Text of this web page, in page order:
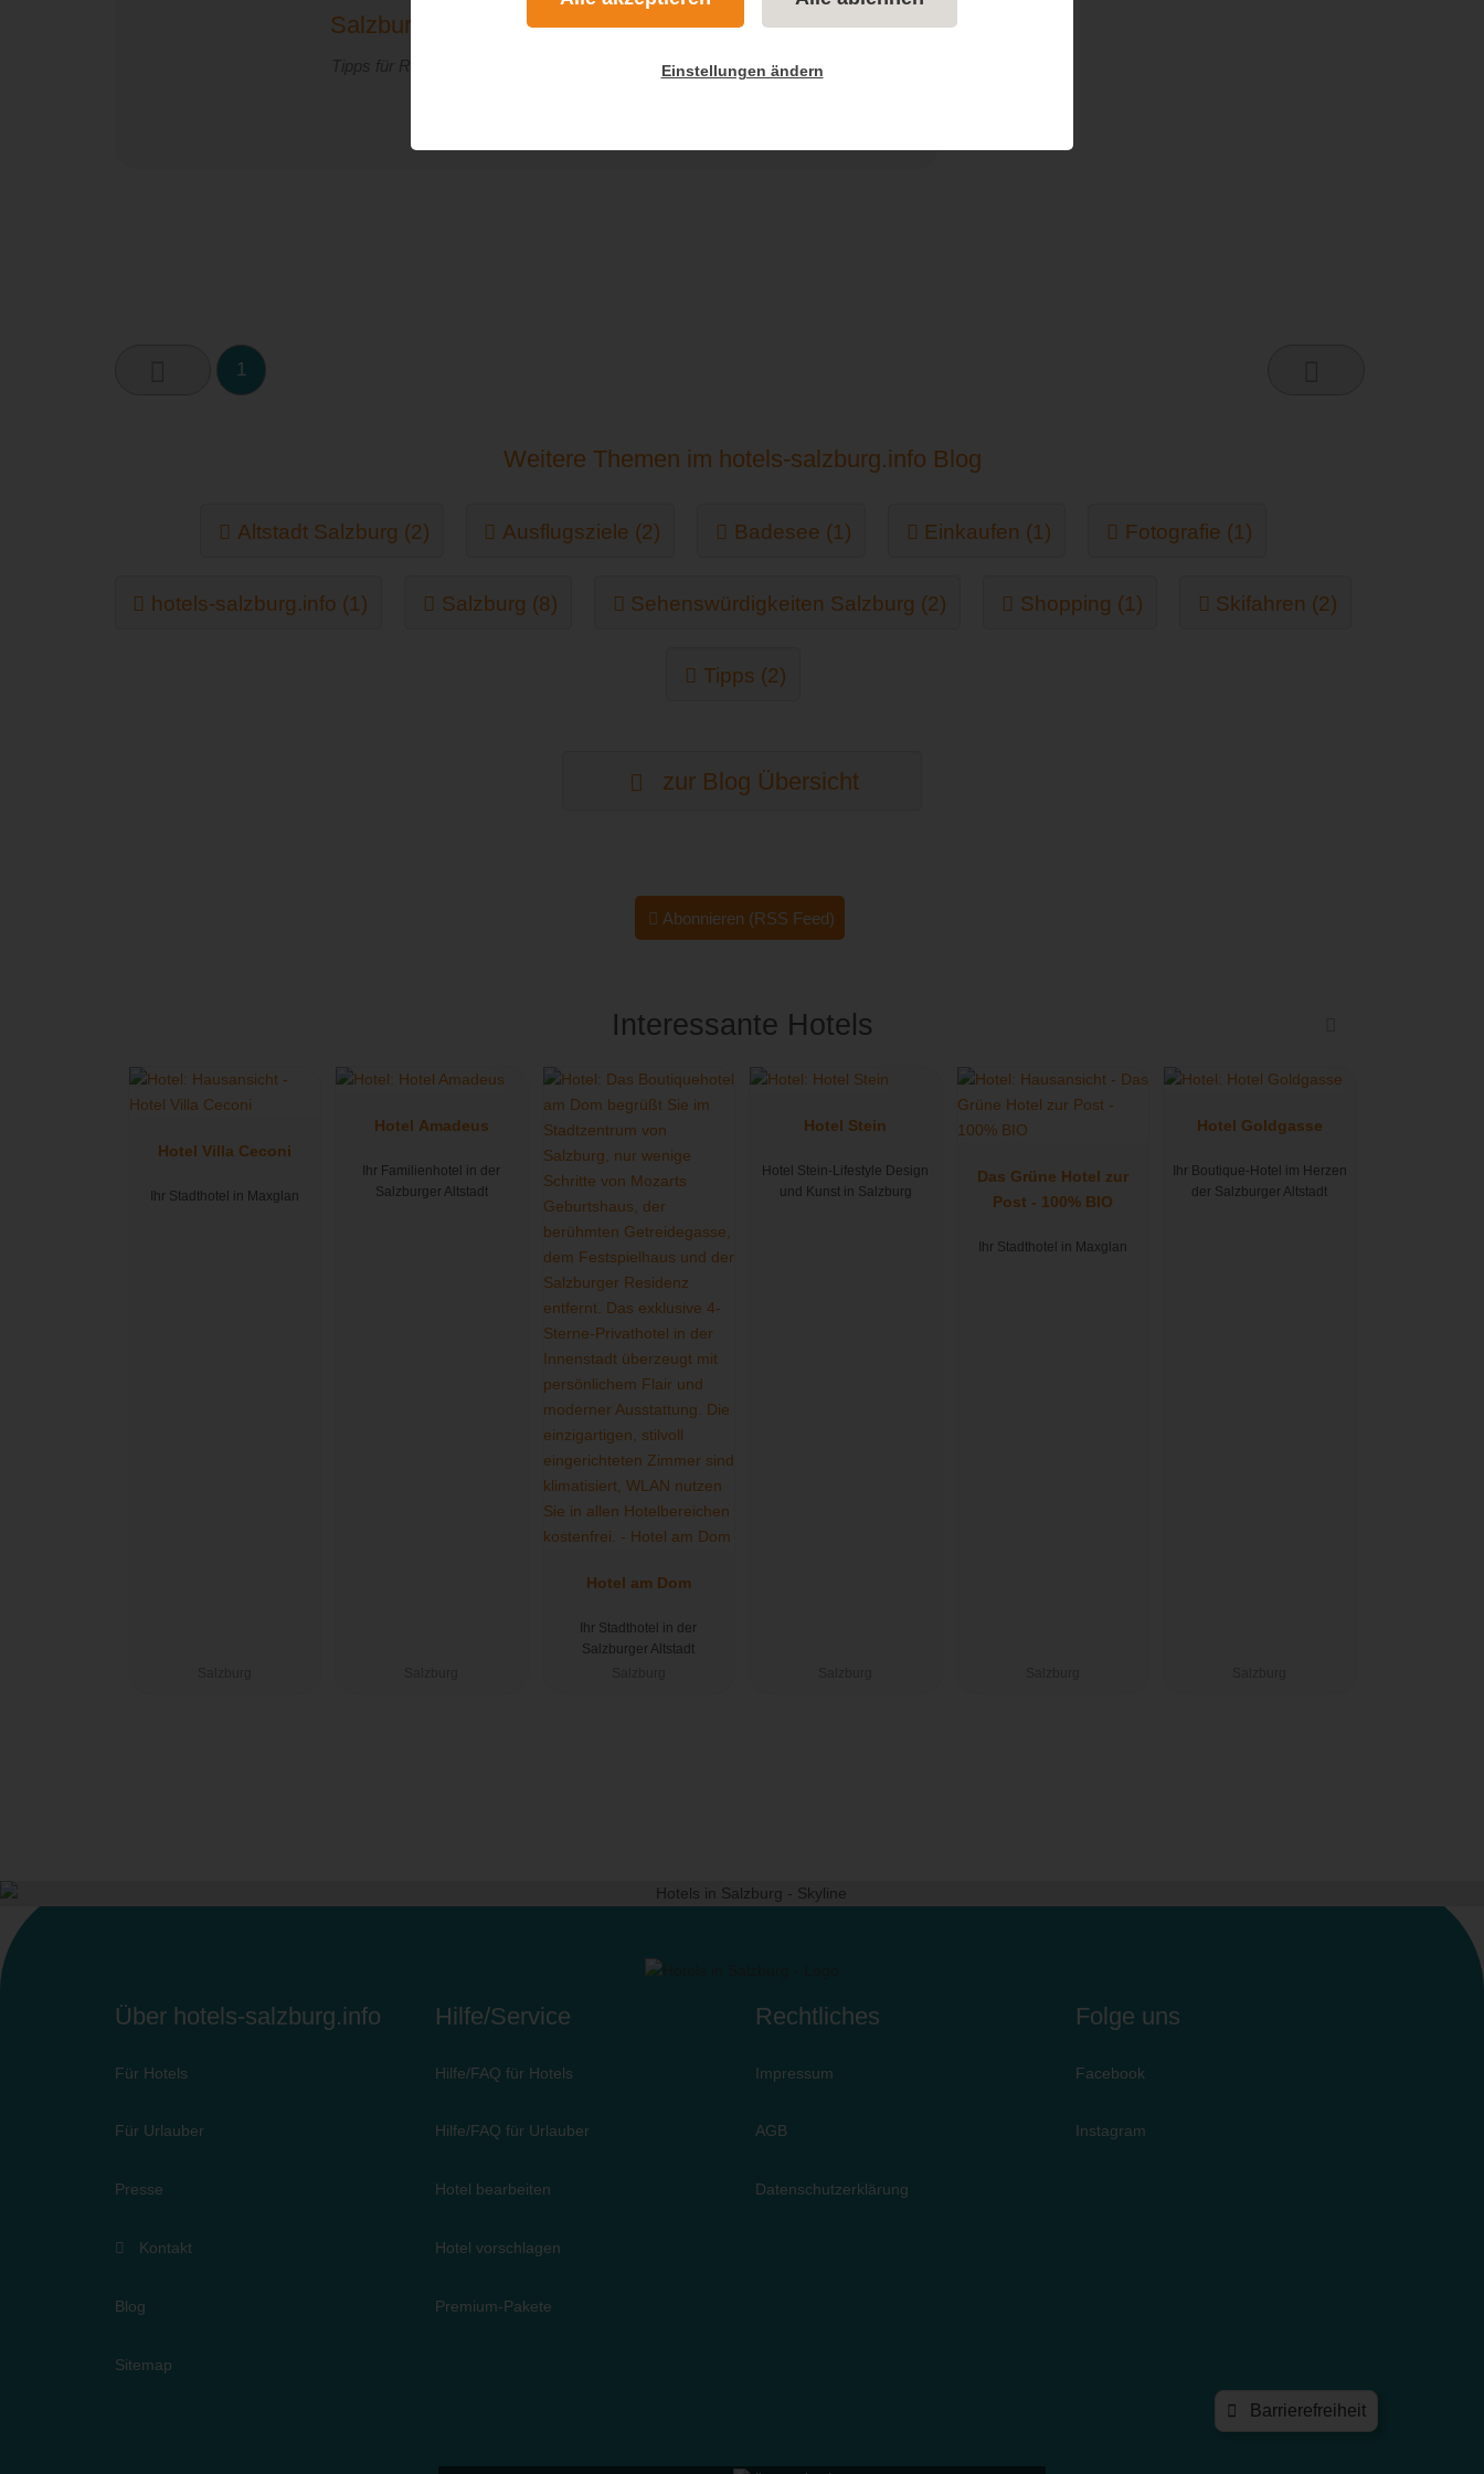
Barrierefreiheit
Salzburg mit dem Fahrrad entdecken
Tipps für Radtouren in und rund um die Stadt Salzburg
1
Weitere Themen im hotels-salzburg.info Blog
Altstadt Salzburg (2) Ausflugsziele (2) Badesee (1) Einkaufen (1) Fotografie (1)
hotels-salzburg.info (1) Salzburg (8) Sehenswürdigkeiten Salzburg (2) Shopping (1) Skifahren (2)
Tipps (2)
zur Blog Übersicht
Abonnieren (RSS Feed)
Interessante Hotels
Hotel Villa Ceconi
Ihr Stadthotel in Maxglan
Hotel Amadeus
Ihr Familienhotel in der
Salzburger Altstadt
Hotel am Dom
Ihr Stadthotel in der
Salzburger Altstadt
Hotel Stein
Hotel Stein-Lifestyle Design
und Kunst in Salzburg
Das Grüne Hotel zur
Post - 100% BIO
Ihr Stadthotel in Maxglan
Hotel Goldgasse
Ihr Boutique-Hotel im Herzen
der Salzburger Altstadt
Über hotels-salzburg.info
Für Hotels
Für Urlauber
Presse
Kontakt
Blog
Sitemap
Hilfe/Service
Hilfe/FAQ für Hotels
Hilfe/FAQ für Urlauber
Hotel bearbeiten
Hotel vorschlagen
Premium-Pakete
Rechtliches
Impressum
AGB
Datenschutzerklärung
Folge uns
Facebook
Instagram
Einstellungen ändern